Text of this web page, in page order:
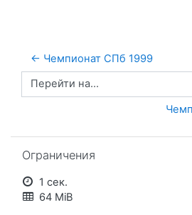
← Чемпионат СПб 1999
Перейти на...
Ограничения
1 сек.
64 MiB